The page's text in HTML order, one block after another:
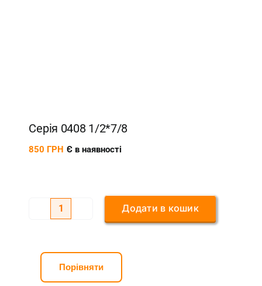
Серія 0408 1/2*7/8
850 ГРН Є в наявності
кількість
Додати в кошик
Порівняти